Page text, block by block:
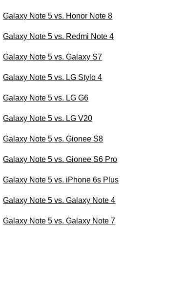
Galaxy Note 5 vs. Honor Note 8
Galaxy Note 5 vs. Redmi Note 4
Galaxy Note 5 vs. Galaxy S7
Galaxy Note 5 vs. LG Stylo 4
Galaxy Note 5 vs. LG G6
Galaxy Note 5 vs. LG V20
Galaxy Note 5 vs. Gionee S8
Galaxy Note 5 vs. Gionee S6 Pro
Galaxy Note 5 vs. iPhone 6s Plus
Galaxy Note 5 vs. Galaxy Note 4
Galaxy Note 5 vs. Galaxy Note 7